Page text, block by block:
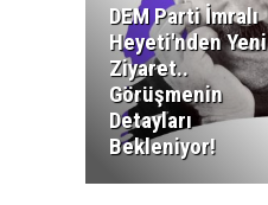
DEM Parti İmralı
Heyeti'nden Yeni
Ziyaret..
Görüşmenin
Detayları
Bekleniyor!